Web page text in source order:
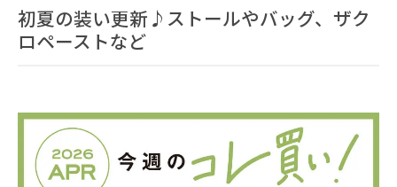
初夏の装い更新♪ストールやバッグ、ザク
ロペーストなど